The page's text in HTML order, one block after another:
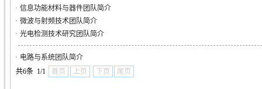
· 信息功能材料与器件团队简介
· 微波与射频技术团队简介
· 光电检测技术研究团队简介
· 电路与系统团队简介
共6条 1/1
首页 上页 下页 尾页